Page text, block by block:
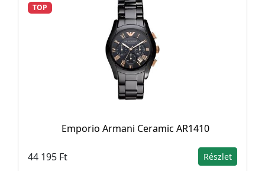
TOP
Emporio Armani Ceramic AR1410
44 195 Ft Részlet